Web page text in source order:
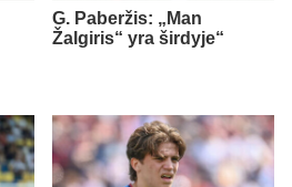
G. Paberžis: „Man
Žalgiris“ yra širdyje“